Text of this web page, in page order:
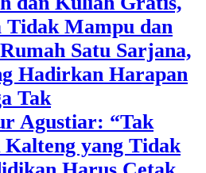
Tidak Mampu dan
Satu Sarjana,
Hadirkan Harapan
Tak
Agustiar: “Tak
yang Tidak